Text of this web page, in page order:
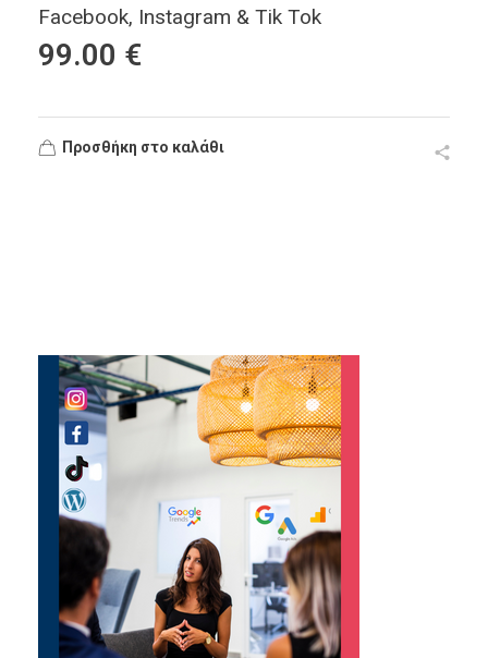
Facebook, Instagram & Tik Tok
99.00 €
Προσθήκη στο καλάθι